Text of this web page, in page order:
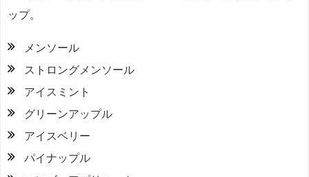
ップ。
メンソール
ストロングメンソール
アイスミント
グリーンアップル
アイスベリー
パイナップル